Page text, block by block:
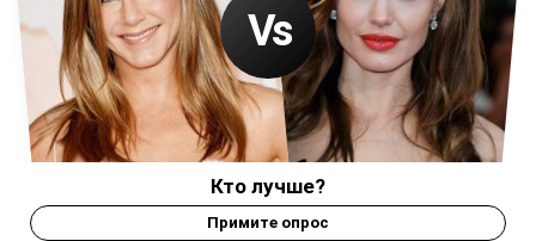
Кто лучше?
Примите опрос